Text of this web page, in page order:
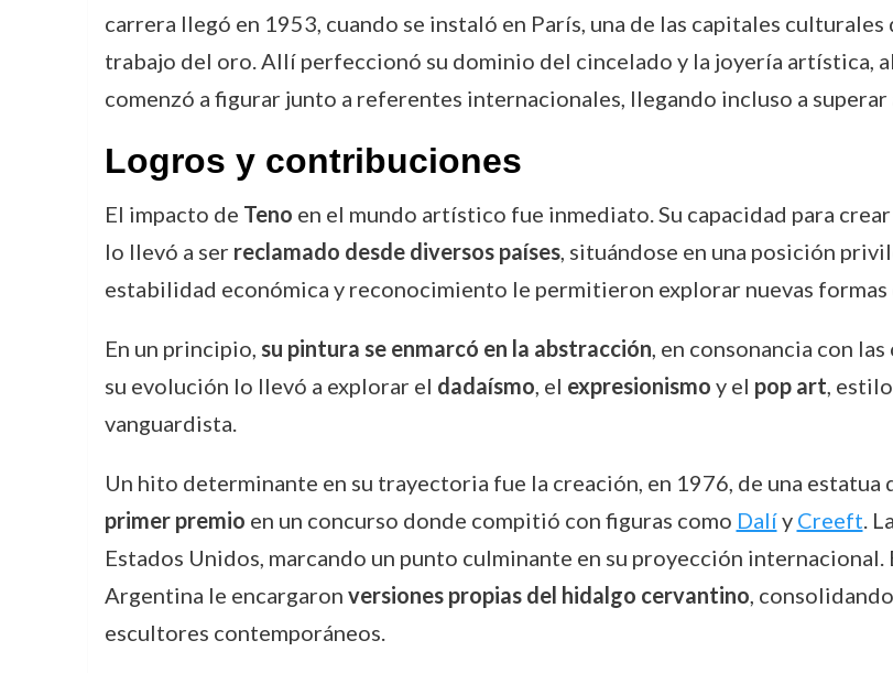
carrera llegó en 1953, cuando se instaló en París, una de las capitales
trabajo del oro. Allí perfeccionó su dominio del cincelado y la joyería artística,
comenzó a figurar junto a referentes internacionales, llegando incluso a
Logros y contribuciones
El impacto de Teno en el mundo artístico fue inmediato. Su capacidad para
lo llevó a ser reclamado desde diversos países, situándose en una posición
estabilidad económica y reconocimiento le permitieron explorar nuevas formas
En un principio, su pintura se enmarcó en la abstracción, en consonancia con
su evolución lo llevó a explorar el dadaísmo, el expresionismo y el pop art,
vanguardista.
Un hito determinante en su trayectoria fue la creación, en 1976, de una estatua
primer premio en un concurso donde compitió con figuras como Dalíy Creeft.
Estados Unidos, marcando un punto culminante en su proyección
Argentina le encargaron versiones propias del hidalgo cervantino,
escultores contemporáneos.